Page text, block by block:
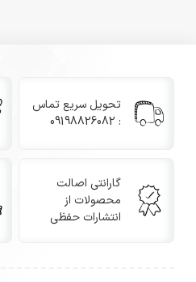
تحویل سریع تماس
: 09198826082
گارانتی اصالت
محصولات از
انتشارات حفظی